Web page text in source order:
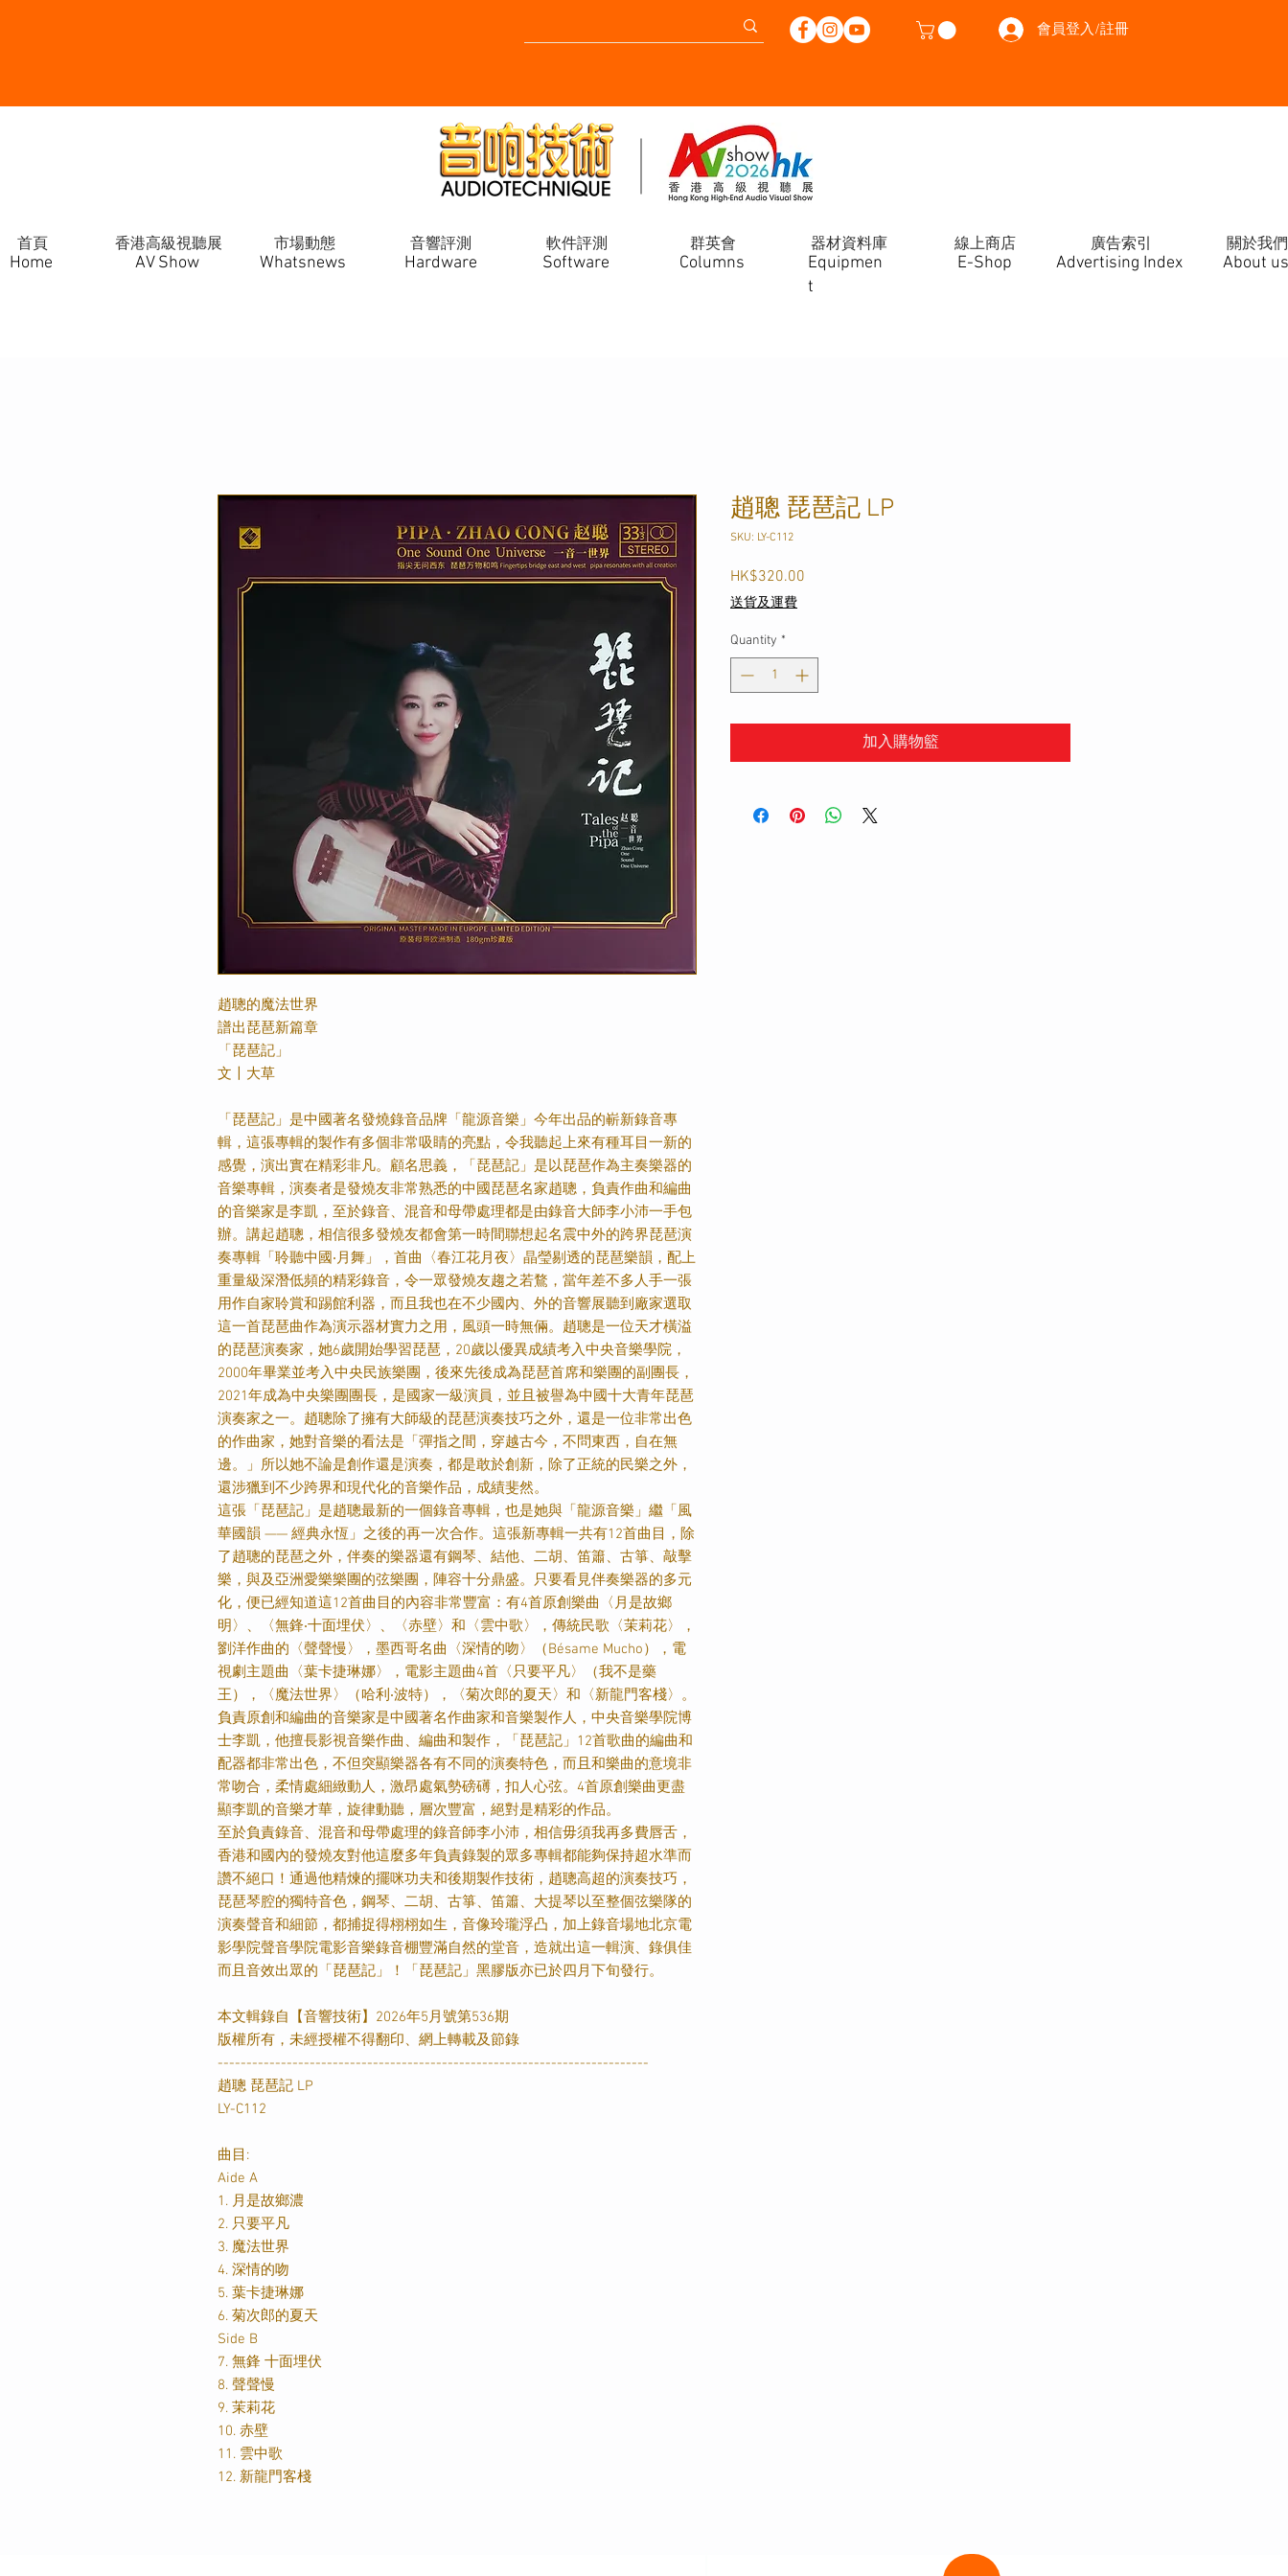
會員登入/註冊
Home
首頁 香港高級視聽展 市場動態 音響評測 軟件評測 群英會 器材資料庫 線上商店 廣告索引 關於我們
AV Show Whatsnews Hardware Software
Equipmen
t
E-Shop
Columns About us
Advertising Index
趙聰的魔法世界
譜出琵琶新篇章
「琵琶記」
文〡大草
「琵琶記」是中國著名發燒錄音品牌「龍源音樂」今年出品的嶄新錄音專
輯，這張專輯的製作有多個非常吸睛的亮點，令我聽起上來有種耳目一新的
感覺，演出實在精彩非凡。顧名思義，「琵琶記」是以琵琶作為主奏樂器的
音樂專輯，演奏者是發燒友非常熟悉的中國琵琶名家趙聰，負責作曲和編曲
的音樂家是李凱，至於錄音、混音和母帶處理都是由錄音大師李小沛一手包
辦。講起趙聰，相信很多發燒友都會第一時間聯想起名震中外的跨界琵琶演
奏專輯「聆聽中國‧月舞」，首曲〈春江花月夜〉晶瑩剔透的琵琶樂韻，配上
重量級深潛低頻的精彩錄音，令一眾發燒友趨之若鶩，當年差不多人手一張
用作自家聆賞和踢館利器，而且我也在不少國內、外的音響展聽到廠家選取
這一首琵琶曲作為演示器材實力之用，風頭一時無倆。趙聰是一位天才橫溢
的琵琶演奏家，她6歲開始學習琵琶， 20歲以優異成績考入中央音樂學院，
2000年畢業並考入中央民族樂團，後來先後成為琵琶首席和樂團的副團長，
2021年成為中央樂團團長，是國家一級演員，並且被譽為中國十大青年琵琶
演奏家之一。趙聰除了擁有大師級的琵琶演奏技巧之外，還是一位非常出色
的作曲家，她對音樂的看法是「彈指之間，穿越古今，不問東西，自在無
邊。」所以她不論是創作還是演奏，都是敢於創新，除了正統的民樂之外，
還涉獵到不少跨界和現代化的音樂作品，成績斐然。
這張「琵琶記」是趙聰最新的一個錄音專輯，也是她與「龍源音樂」繼「風
華國韻 —— 經典永恆」之後的再一次合作。這張新專輯一共有12首曲目，除
了趙聰的琵琶之外，伴奏的樂器還有鋼琴、結他、二胡、笛簫、古箏、敲擊
樂，與及亞洲愛樂樂團的弦樂團，陣容十分鼎盛。只要看見伴奏樂器的多元
化，便已經知道這12首曲目的內容非常豐富：有4首原創樂曲〈月是故鄉
明〉、〈無鋒‧十面埋伏〉、〈赤壁〉和〈雲中歌〉，傳統民歌〈茉莉花〉，
劉洋作曲的〈聲聲慢〉，墨西哥名曲〈深情的吻〉（Bésame Mucho），電
視劇主題曲〈葉卡捷琳娜〉，電影主題曲4首〈只要平凡〉（我不是藥
王），〈魔法世界〉（哈利‧波特），〈菊次郎的夏天〉和〈新龍門客棧〉。
負責原創和編曲的音樂家是中國著名作曲家和音樂製作人，中央音樂學院博
士李凱，他擅長影視音樂作曲、編曲和製作，「琵琶記」 12首歌曲的編曲和
配器都非常出色，不但突顯樂器各有不同的演奏特色，而且和樂曲的意境非
常吻合，柔情處細緻動人，激昂處氣勢磅礡，扣人心弦。 4首原創樂曲更盡
顯李凱的音樂才華，旋律動聽，層次豐富，絕對是精彩的作品。
至於負責錄音、混音和母帶處理的錄音師李小沛，相信毋須我再多費唇舌，
香港和國內的發燒友對他這麼多年負責錄製的眾多專輯都能夠保持超水準而
讚不絕口！通過他精煉的擺咪功夫和後期製作技術，趙聰高超的演奏技巧，
琵琶琴腔的獨特音色，鋼琴、二胡、古箏、笛簫、大提琴以至整個弦樂隊的
演奏聲音和細節，都捕捉得栩栩如生，音像玲瓏浮凸，加上錄音場地北京電
影學院聲音學院電影音樂錄音棚豐滿自然的堂音，造就出這一輯演、錄俱佳
而且音效出眾的「琵琶記」！「琵琶記」黑膠版亦已於四月下旬發行。
本文輯錄自【音響技術】 2026年5月號第536期
版權所有，未經授權不得翻印、網上轉載及節錄
---------------------------------------------------------------------------
趙聰 琵琶記 LP
LY-C112
曲目:
Aide A
1. 月是故鄉濃
2. 只要平凡
3. ⁠魔法世界
4. ⁠深情的吻
5. ⁠葉卡捷琳娜
6. ⁠菊次郎的夏天
Side B
7. ⁠無鋒 十面埋伏
8. ⁠聲聲慢
9. ⁠茉莉花
10. ⁠赤壁
11. ⁠雲中歌
12. ⁠新龍門客棧
趙聰 琵琶記 LP
SKU: LY-C112
HK$320.00
送貨及運費
Quantity *
加入購物籃